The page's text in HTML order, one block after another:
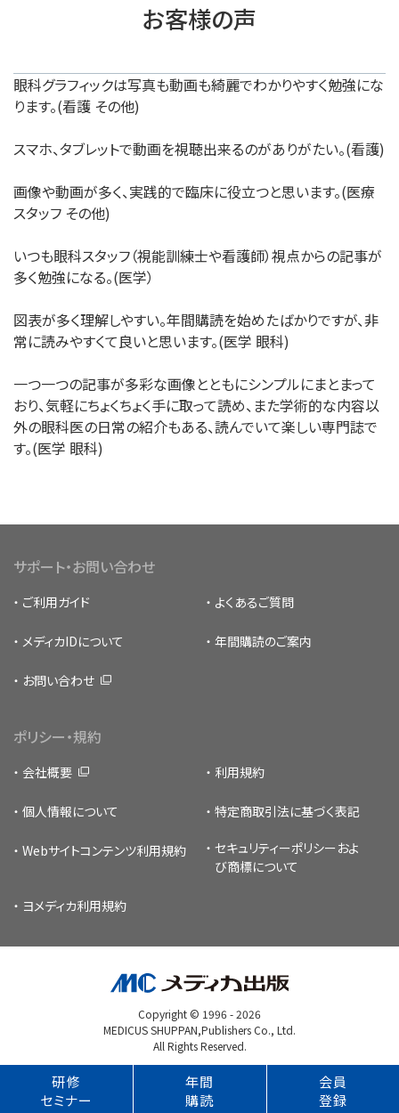
お客様の声
眼科グラフィックは写真も動画も綺麗でわかりやすく勉強にな
ります。(看護 その他)
スマホ、タブレットで動画を視聴出来るのがありがたい。(看護)
画像や動画が多く、実践的で臨床に役立つと思います。(医療
スタッフ その他)
いつも眼科スタッフ（視能訓練士や看護師）視点からの記事が
多く勉強になる。(医学）
図表が多く理解しやすい。年間購読を始めたばかりですが、非
常に読みやすくて良いと思います。(医学 眼科)
一つ一つの記事が多彩な画像とともにシンプルにまとまって
おり、気軽にちょくちょく手に取って読め、また学術的な内容以
外の眼科医の日常の紹介もある、読んでいて楽しい専門誌で
す。(医学 眼科)
サポート・お問い合わせ
ご利用ガイド よくあるご質問
メディカIDについて 年間購読のご案内
お問い合わせ
ポリシー・規約
会社概要 利用規約
個人情報について 特定商取引法に基づく表記
Webサイトコンテンツ利用規約 セキュリティーポリシー およ
び商標について
ヨメディカ利用規約
Copyright © 1996 -2026
MEDICUS SHUPPAN,Publishers Co., Ltd.
All Rights Reserved.
研修
セミナー
年間
購読
会員
登録